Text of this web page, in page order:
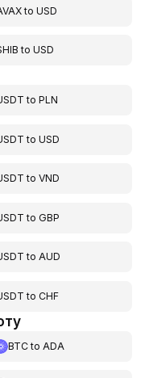
toUSD
toUSD
toPLN
toUSD
toVND
toGBP
toAUD
toCHF
BTCto ADA